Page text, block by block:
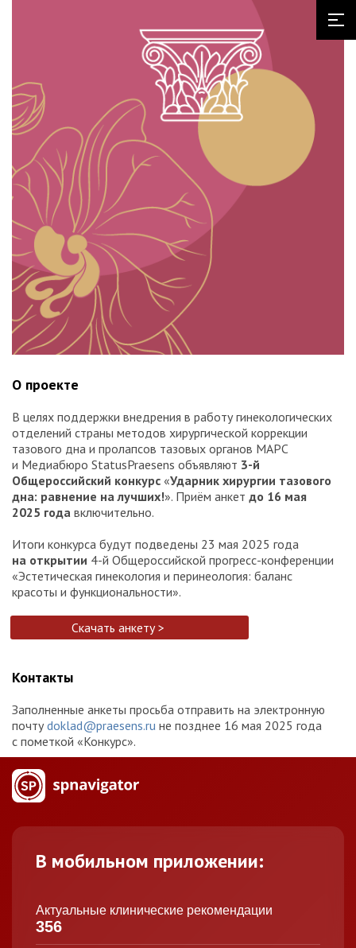
О проекте
В целях поддержки внедрения в работу гинекологических
отделений страны методов хирургической коррекции
тазового дна и пролапсов тазовых органов МАРС
и Медиабюро StatusPraesens объявляют 3-й
Общероссийский конкурс «Ударник хирургии тазового
дна: равнение на лучших!». Приём анкет до 16 мая
2025 года включительно.
Итоги конкурса будут подведены 23 мая 2025 года
на открытии 4-й Общероссийской прогресс-конференции
«Эстетическая гинекология и перинеология: баланс
красоты и функциональности».
Скачать анкету >
Контакты
Заполненные анкеты просьба отправить на электронную
почтуdoklad@praesens.ru не позднее 16 мая 2025 года
с пометкой «Конкурс».
В мобильном приложении:
Актуальные клинические рекомендации
356